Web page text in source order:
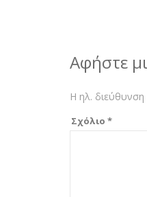
Αφήστε
Η ηλ. διεύθυνση
Σχόλιο *